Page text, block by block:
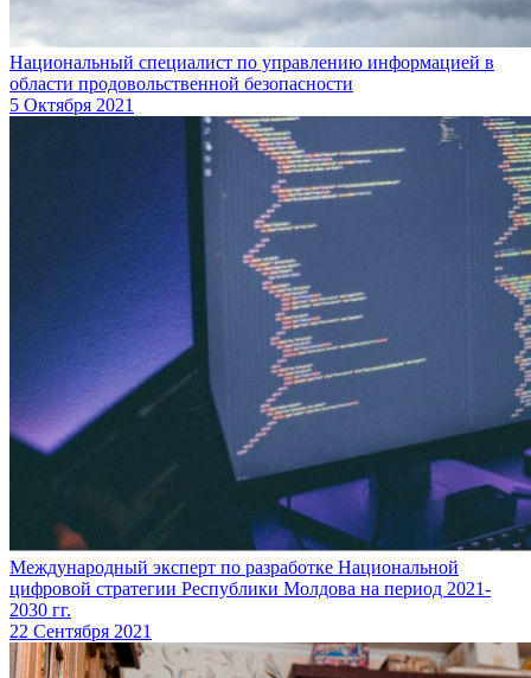
Национальный специалист по управлению информацией в
области продовольственной безопасности
5 Октября 2021
Международный эксперт по разработке Национальной
цифровой стратегии Республики Молдова на период 2021-
2030 гг.
22 Сентября 2021